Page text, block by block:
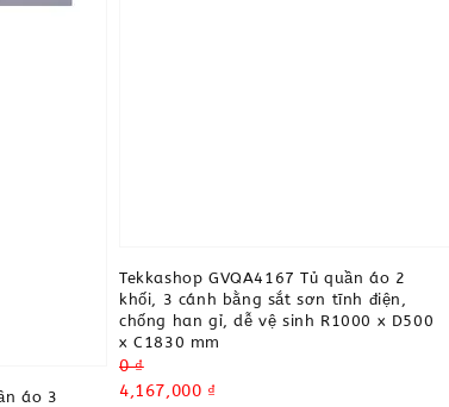
áo 3
Tekkashop GVQA4167 Tủ quần áo 2
khối, 3 cánh bằng sắt sơn tĩnh điện,
chống han gỉ, dễ vệ sinh R1000 x D500
x C1830 mm
Regular
price
0 ₫
Sale
4,167,000 ₫